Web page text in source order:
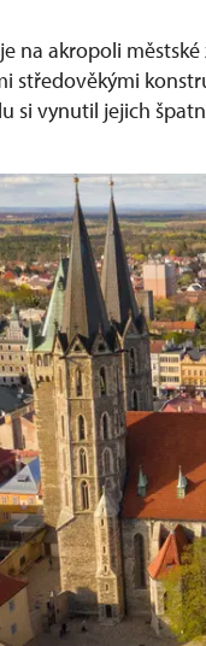
na akropoli
středověkými
si vynutil jejich